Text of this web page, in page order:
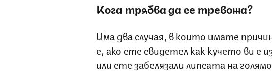
Кога трябва да се тревожа?
Има два случая, в които имате
е, ако сте свидетел как кучето ви е
или сте забелязали липсата на